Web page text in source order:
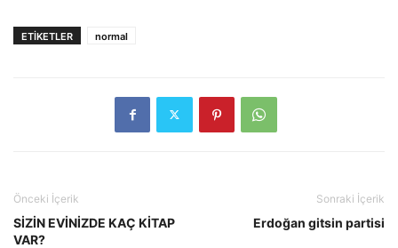
ETIKETLER normal
Önceki İçerik
SİZİN EVİNİZDE KAÇ KİTAP
VAR?
Sonraki İçerik
Erdoğan gitsin partisi